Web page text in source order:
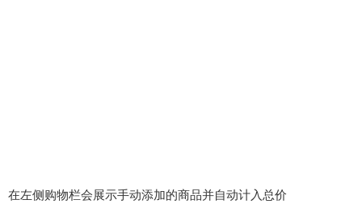
在左侧购物栏会展示手动添加的商品并自动计入总价